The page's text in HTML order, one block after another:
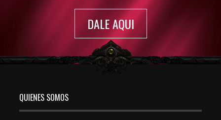
DALE AQUI
QUIENES SOMOS